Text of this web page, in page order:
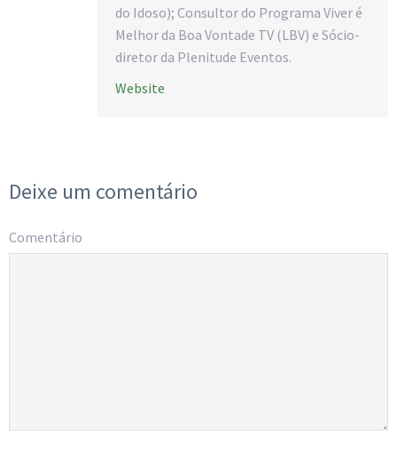
do Idoso); Consultor do Programa Viver é
Melhor da Boa Vontade TV (LBV) e Sócio-
diretor da Plenitude Eventos.
Website
Deixe um comentário
Comentário